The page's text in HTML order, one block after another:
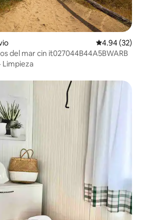
Calificación
4.94 (32)
del mar cin it027044B44A5BWARB
· Limpieza